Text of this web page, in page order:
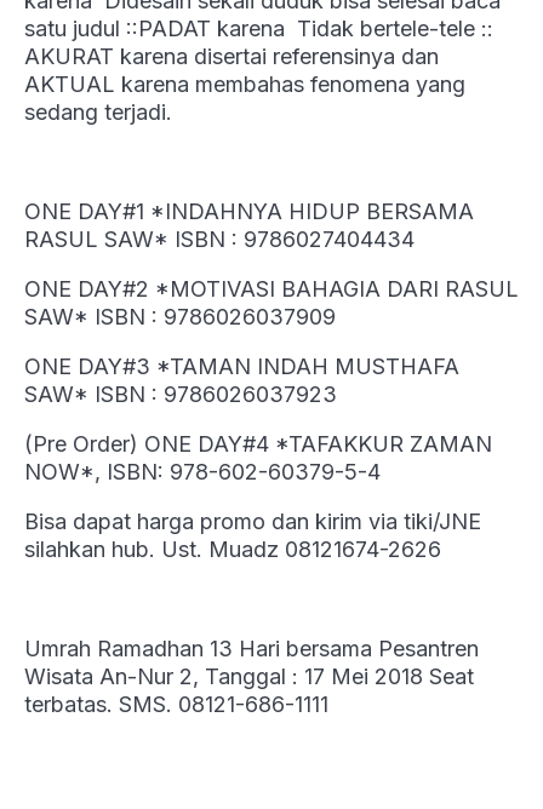
satu judul ::PADAT karena Tidak bertele-tele ::
AKURAT karena disertai referensinya dan
AKTUAL karena membahas fenomena yang
sedang terjadi.
ONE DAY#1 *INDAHNYA HIDUP BERSAMA
RASUL SAW* ISBN : 9786027404434
ONE DAY#2 *MOTIVASI BAHAGIA DARI RASUL
SAW* ISBN : 9786026037909
ONE DAY#3 *TAMAN INDAH MUSTHAFA
SAW* ISBN : 9786026037923
(Pre Order) ONE DAY#4 *TAFAKKUR ZAMAN
NOW*, ISBN: 978-602-60379-5-4
Bisa dapat harga promo dan kirim via tiki/JNE
silahkan hub. Ust. Muadz 08121674-2626
Umrah Ramadhan 13 Hari bersama Pesantren
Wisata An-Nur 2, Tanggal : 17 Mei 2018 Seat
terbatas. SMS. 08121-686-1111